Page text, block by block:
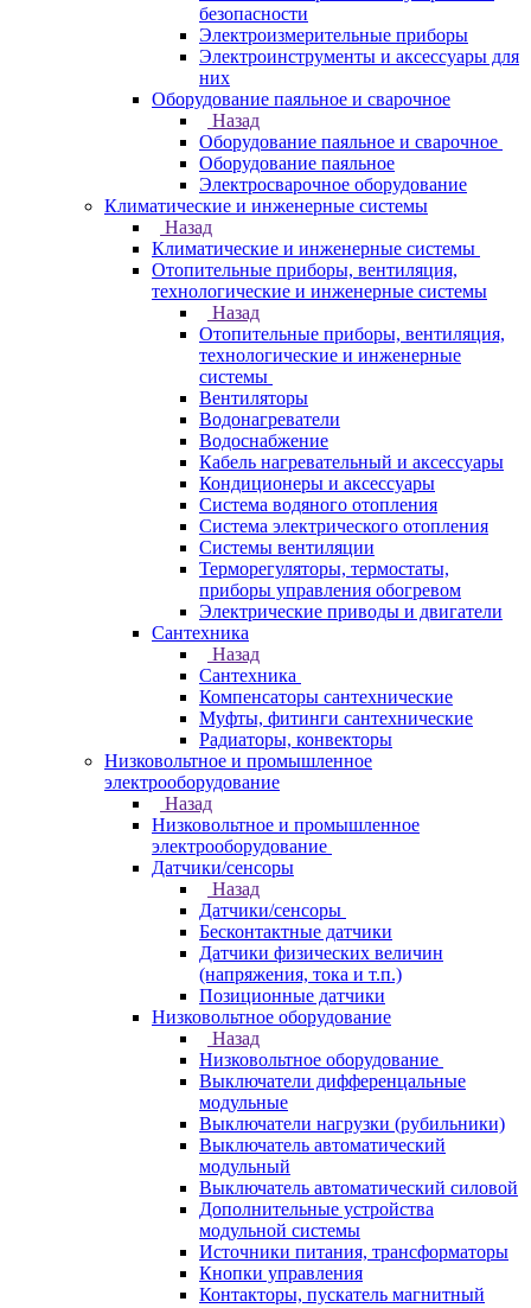
безопасности
Электроизмерительные приборы
Электроинструменты и аксессуары для
них
Оборудование паяльное и сварочное
Назад
Оборудование паяльное и сварочное
Оборудование паяльное
Электросварочное оборудование
Климатические и инженерные системы
Назад
Климатические и инженерные системы
Отопительные приборы, вентиляция,
технологические и инженерные системы
Назад
Отопительные приборы, вентиляция,
технологические и инженерные
системы
Вентиляторы
Водонагреватели
Водоснабжение
Кабель нагревательный и аксессуары
Кондиционеры и аксессуары
Система водяного отопления
Система электрического отопления
Системы вентиляции
Терморегуляторы, термостаты,
приборы управления обогревом
Электрические приводы и двигатели
Сантехника
Назад
Сантехника
Компенсаторы сантехнические
Муфты, фитинги сантехнические
Радиаторы, конвекторы
Низковольтное и промышленное
электрооборудование
Назад
Низковольтное и промышленное
электрооборудование
Датчики/сенсоры
Назад
Датчики/сенсоры
Бесконтактные датчики
Датчики физических величин
(напряжения, тока и т.п.)
Позиционные датчики
Низковольтное оборудование
Назад
Низковольтное оборудование
Выключатели дифференцальные
модульные
Выключатели нагрузки (рубильники)
Выключатель автоматический
модульный
Выключатель автоматический силовой
Дополнительные устройства
модульной системы
Источники питания, трансформаторы
Кнопки управления
Контакторы, пускатель магнитный